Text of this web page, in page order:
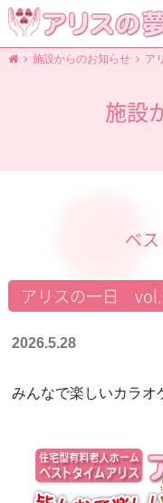
施設からのお知らせ ア
施設
ベ
アリスの一日
2026.5.28
みんなで楽しいカラオ